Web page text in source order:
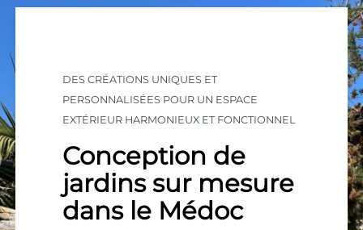
DES CRÉATIONS UNIQUES ET
PERSONNALISÉES POUR UN ESPACE
EXTÉRIEUR HARMONIEUX ET FONCTIONNEL
Conception de
jardins sur mesure
dans le Médoc